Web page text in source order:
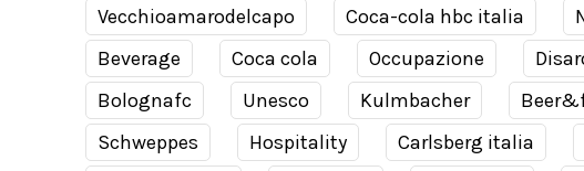
Vecchioamarodelcapo
Coca-cola hbc italia
Beverage
Coca cola Occupazione
Bolognafc
Unesco Kulmbacher
Schweppes
Hospitality Carlsberg italia